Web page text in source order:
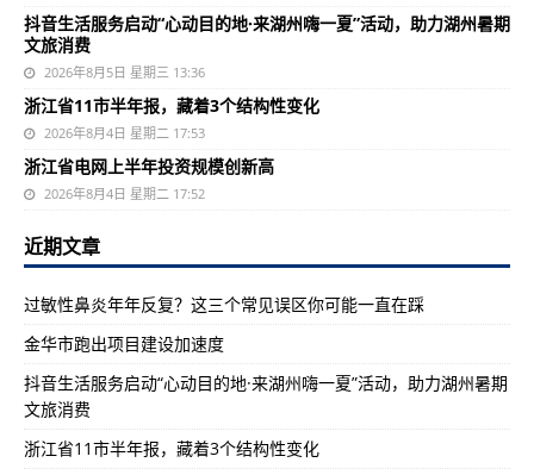
抖音生活服务启动“心动目的地·来湖州嗨一夏”活动，助力湖州暑期
文旅消费
2026年8月5日 星期三 13:36
浙江省11市半年报，藏着3个结构性变化
2026年8月4日 星期二 17:53
浙江省电网上半年投资规模创新高
2026年8月4日 星期二 17:52
近期文章
过敏性鼻炎年年反复？这三个常见误区你可能一直在踩
金华市跑出项目建设加速度
抖音生活服务启动“心动目的地·来湖州嗨一夏”活动，助力湖州暑期
文旅消费
浙江省11市半年报，藏着3个结构性变化